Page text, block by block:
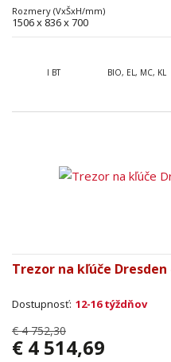
Rozmery (VxŠxH/mm)
1506 x 836 x 700
I BT BIO, EL, MC, KL
Trezor na kľúče Dresden
Dostupnosť: 12-16 týždňov
€ 4 752,30
€ 4 514,69